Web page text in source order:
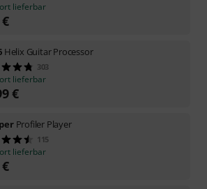
lieferbar
€
Helix Guitar Processor
303
lieferbar
€
Profiler Player
115
lieferbar
€